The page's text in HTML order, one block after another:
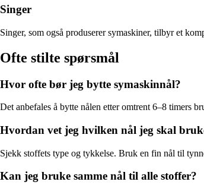
Singer
Singer, som også produserer symaskiner, tilbyr et
Ofte stilte spørsmål
Hvor ofte bør jeg bytte symaskinnål?
Det anbefales å bytte nålen etter omtrent 6–8 timers
Hvordan vet jeg hvilken nål jeg skal
Sjekk stoffets type og tykkelse. Bruk en fin nål til
Kan jeg bruke samme nål til alle stoffer?